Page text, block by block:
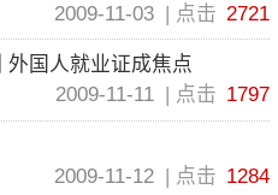
2009-11-03
点击 2721
外国人就业证成焦点
2009-11-11
点击 1797
2009-11-12
点击 1284